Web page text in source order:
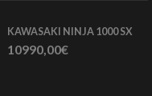
KAWASAKI NINJA 1000 SX
10990,00€